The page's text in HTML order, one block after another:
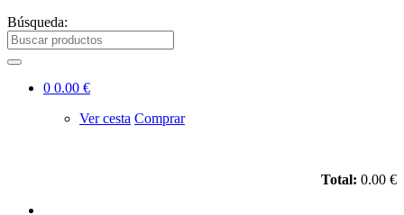
Búsqueda:
0 0.00 €
Ver cesta Comprar
Total: 0.00 €